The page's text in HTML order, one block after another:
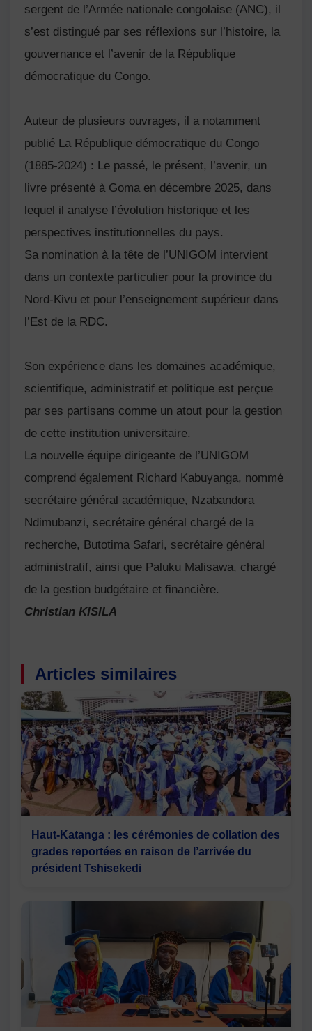
sergent de l’Armée nationale congolaise (ANC), il
s’est distingué par ses réflexions sur l’histoire, la
gouvernance et l’avenir de la République
démocratique du Congo.
Auteur de plusieurs ouvrages, il a notamment
publié La République démocratique du Congo
(1885-2024) : Le passé, le présent, l’avenir, un
livre présenté à Goma en décembre 2025, dans
lequel il analyse l’évolution historique et les
perspectives institutionnelles du pays.
Sa nomination à la tête de l’UNIGOM intervient
dans un contexte particulier pour la province du
Nord-Kivu et pour l’enseignement supérieur dans
l’Est de la RDC.
Son expérience dans les domaines académique,
scientifique, administratif et politique est perçue
par ses partisans comme un atout pour la gestion
de cette institution universitaire.
La nouvelle équipe dirigeante de l’UNIGOM
comprend également Richard Kabuyanga, nommé
secrétaire général académique, Nzabandora
Ndimubanzi, secrétaire général chargé de la
recherche, Butotima Safari, secrétaire général
administratif, ainsi que Paluku Malisawa, chargé
de la gestion budgétaire et financière.
Christian KISILA
Articles similaires
Haut-Katanga : les cérémonies de collation des
grades reportées en raison de l’arrivée du
président Tshisekedi